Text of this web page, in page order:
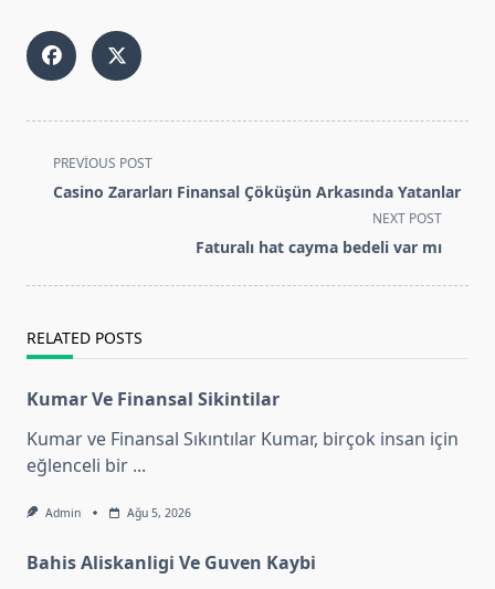
<span
class="nav-
text">Page</span>
PREVIOUS POST
Casino Zararları Finansal Çöküşün Arkasında Yatanlar
NEXT POST
Faturalı hat cayma bedeli var mı
RELATED POSTS
Kumar Ve Finansal Sikintilar
Kumar ve Finansal Sıkıntılar Kumar, birçok insan için
eğlenceli bir ...
Admin Ağu 5, 2026
Bahis Aliskanligi Ve Guven Kaybi